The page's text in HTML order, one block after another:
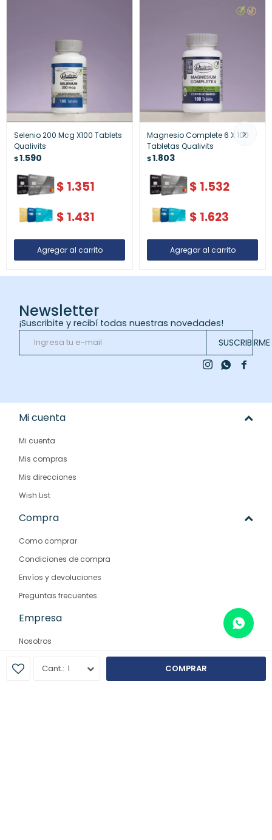
1 COMPRAR
Selenio 200 Mcg X100 Tablets
Qualivits
$1.590
$ 1.351
$ 1.431
Magnesio Complete 6 X 100
Tabletas Qualivits
$1.803
$ 1.532
$ 1.623
Newsletter
¡Suscribite y recibí todas nuestras novedades!
SUSCRIBIRME

 
Mi cuenta
Mi cuenta
Mis compras
Mis direcciones
Wish List
Compra
Como comprar
Condiciones de compra
Envíos y devoluciones
Preguntas frecuentes
Empresa
Nosotros